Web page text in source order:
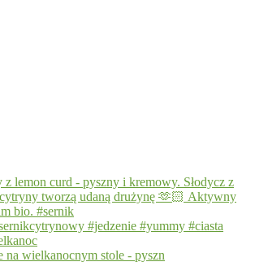
na wielkanocnym stole - pyszn